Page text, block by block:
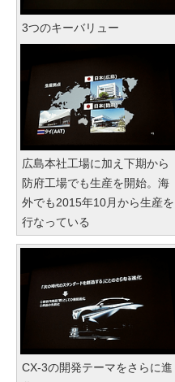
3つのキーバリュー
広島本社工場に加え下期から
防府工場でも生産を開始。海
外でも2015年10月から生産を
行なっている
CX-3の開発テーマをさらに進